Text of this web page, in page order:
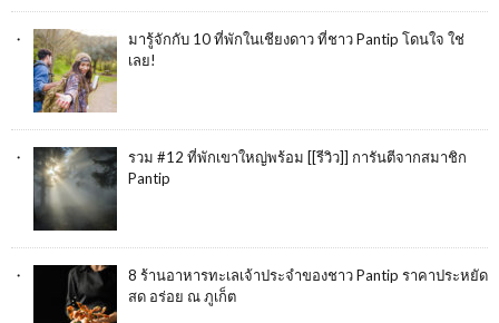
มารู้จักกับ 10 ที่พักในเชียงดาว ที่ชาว Pantip โดนใจ ใช่
เลย!
รวม #12 ที่พักเขาใหญ่พร้อม [[รีวิว]] การันตีจากสมาชิก
Pantip
8 ร้านอาหารทะเลเจ้าประจำของชาว Pantip ราคาประหยัด
สด อร่อย ณ ภูเก็ต